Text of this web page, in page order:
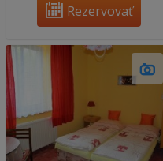
Rezervovať